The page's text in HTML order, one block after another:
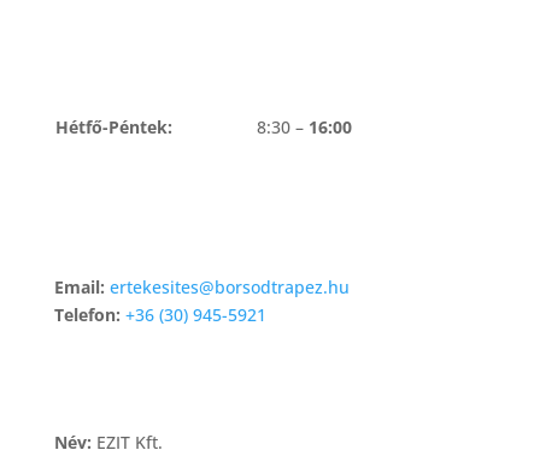
Hétfő-Péntek: 8:30 – 16:00
Email: ertekesites@borsodtrapez.hu
Telefon: +36 (30) 945-5921
Név: EZIT Kft.